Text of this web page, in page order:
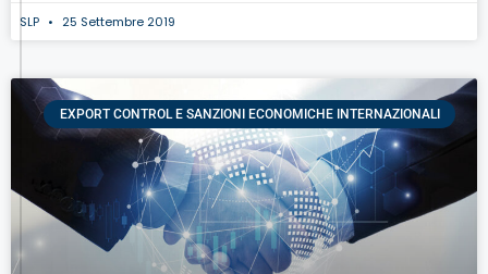
SLP 25 Settembre 2019
EXPORT CONTROL E SANZIONI ECONOMICHE INTERNAZIONALI